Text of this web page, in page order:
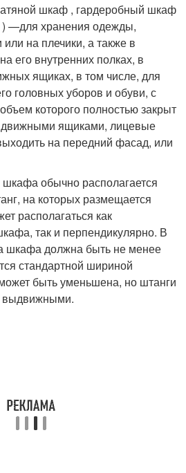
шкаф , гардеробный шкаф
—для хранения одежды,
на плечики, а также в
его внутренних полках, в
ящиках, в том числе, для
головных уборов и обуви, с
которого полностью закрыт
ящиками, лицевые
на передний фасад, или
обычно располагается
на которых размещается
располагаться как
так и перпендикулярно. В
шкафа должна быть не менее
стандартной шириной
быть уменьшена, но штанги
выдвижными.